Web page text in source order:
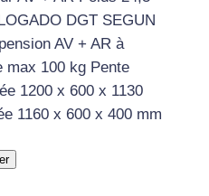
DGT SEGUN
AV + AR à
max 100 kg Pente
1200 x 600 x 1130
1160 x 600 x 400 mm